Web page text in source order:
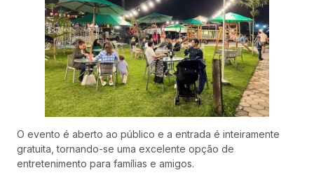
O evento é aberto ao público e a entrada é inteiramente
gratuita, tornando-se uma excelente opção de
entretenimento para famílias e amigos.